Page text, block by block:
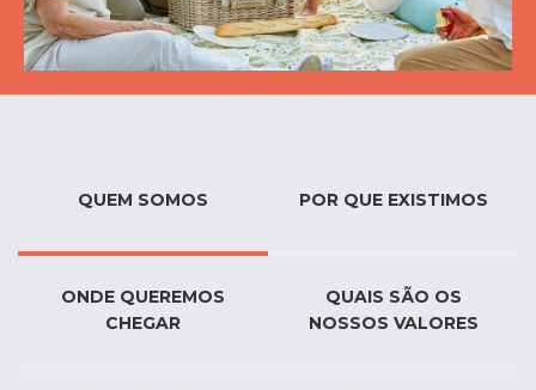
QUEM SOMOS POR QUE EXISTIMOS
ONDE QUEREMOS
CHEGAR
QUAIS SÃO OS
NOSSOS VALORES